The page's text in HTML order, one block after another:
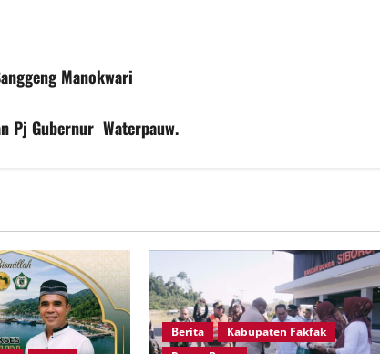
Manokwari
Pj Gubernur Waterpauw.
Berita
Kabupaten Fakfak